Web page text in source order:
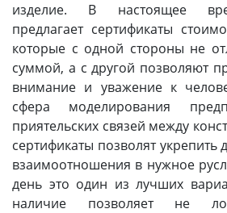
Новогодние изделия
Дерево БАЛЬЗА и
Авиационная фанера
Модели из ФП смолы
Детские товары
АРХИВ
изделие. В настоящее
предлагает сертификаты
которые с одной стороны не
суммой, а с другой позволяют
внимание и уважение к
сфера моделирования
приятельских связей между
сертификаты позволят укрепить
взаимоотношения в нужное
день это один из лучших
наличие позволяет не